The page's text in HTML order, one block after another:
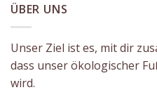
ÜBER UNS
Unser Ziel ist es, mit dir
dass unser ökologischer
wird.